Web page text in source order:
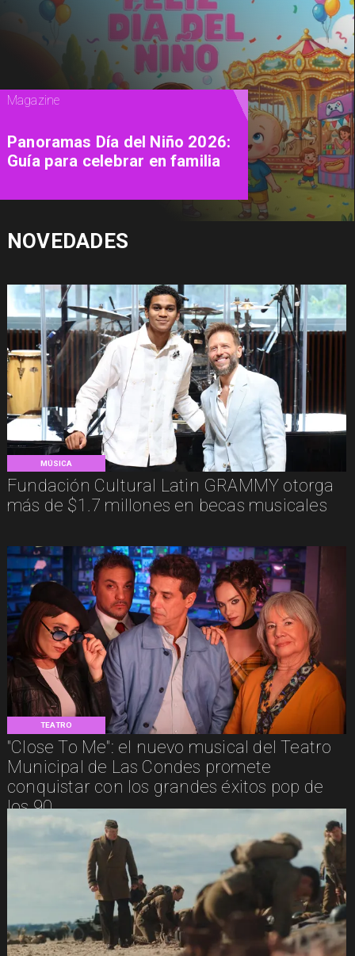
MÚSICA
Fundación Cultural Latin GRAMMY otorga
más de $1.7 millones en becas musicales
TEATRO
"Close To Me": el nuevo musical del Teatro
Municipal de Las Condes promete
conquistar con los grandes éxitos pop de
los 90
Televisión
docuserie de A&E que explora
la psicología de los líderes de
NOVEDADES